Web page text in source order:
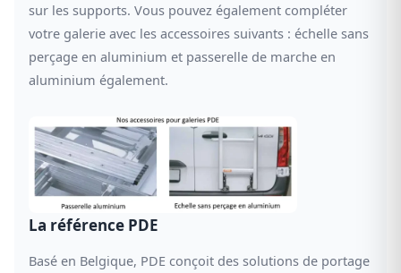
sur les supports. Vous pouvez également compléter
votre galerie avec les accessoires suivants : échelle sans
perçage en aluminium et passerelle de marche en
aluminium également.
La référence PDE
Basé en Belgique, PDE conçoit des solutions de portage